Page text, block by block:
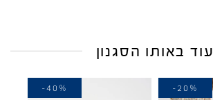
עוד באותו הסגנון
-20%
-40%